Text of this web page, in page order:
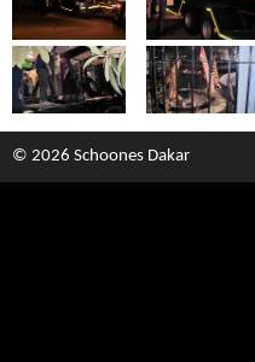
© 2026 Schoones Dakar